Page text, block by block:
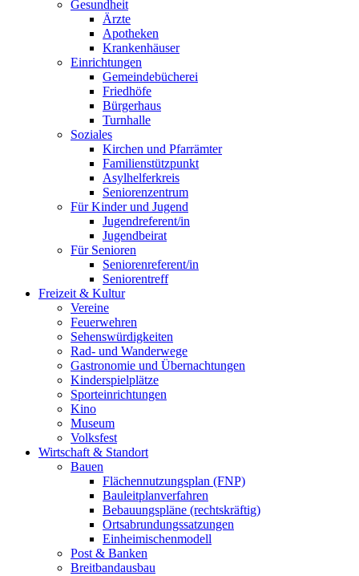
Gesundheit
Ärzte
Apotheken
Krankenhäuser
Einrichtungen
Gemeindebücherei
Friedhöfe
Bürgerhaus
Turnhalle
Soziales
Kirchen und Pfarrämter
Familienstützpunkt
Asylhelferkreis
Seniorenzentrum
Für Kinder und Jugend
Jugendreferent/in
Jugendbeirat
Für Senioren
Seniorenreferent/in
Seniorentreff
Freizeit & Kultur
Vereine
Feuerwehren
Sehenswürdigkeiten
Rad- und Wanderwege
Gastronomie und Übernachtungen
Kinderspielplätze
Sporteinrichtungen
Kino
Museum
Volksfest
Wirtschaft & Standort
Bauen
Flächennutzungsplan (FNP)
Bauleitplanverfahren
Bebauungspläne (rechtskräftig)
Ortsabrundungssatzungen
Einheimischenmodell
Post & Banken
Breitbandausbau